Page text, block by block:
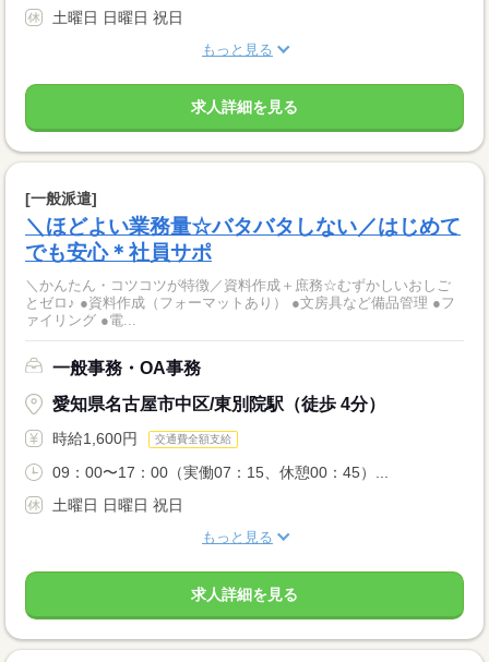
土曜日 日曜日 祝日
もっと見る
求人詳細を見る
[一般派遣]
＼ほどよい業務量☆バタバタしない／はじめて
でも安心＊社員サポ
＼かんたん・コツコツが特徴／資料作成＋庶務☆むずかしいおしご
とゼロ♪ ●資料作成（フォーマットあり） ●文房具など備品管理 ●フ
ァイリング ●電...
一般事務・OA事務
愛知県名古屋市中区/東別院駅（徒歩 4分）
時給1,600円 交通費全額支給
09：00〜17：00（実働07：15、休憩00：45）...
土曜日 日曜日 祝日
もっと見る
求人詳細を見る